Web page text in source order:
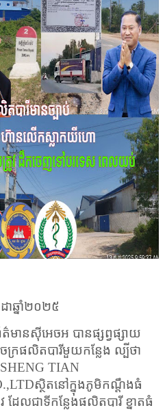
ដាឆ្នាំ២០២៥
ត៌មានស៊ីអេចអ បានផ្សព្វផ្សាយ
រផលិតបារីមួយកន្លែង ល្បីថា
TIAN
ស្ថិតនៅក្នុងភូមិកណ្តឹងធំ
ែលជាទីកន្លែងផលិតបារី ខ្នាតធំ